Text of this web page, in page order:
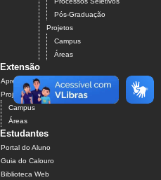
Pós-Graduação
Projetos
Campus
Áreas
Extensão
Apresentação
Projetos de Extensão
Campus
Áreas
Estudantes
Portal do Aluno
Guia do Calouro
Biblioteca Web